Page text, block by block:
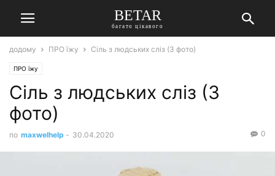
BETAR
багато цікавого
додому ПРО їжу Сіль з людських сліз (3 фото)
ПРО їжу
Сіль з людських сліз (3
фото)
по maxwelhelp - 30.04.2020 0